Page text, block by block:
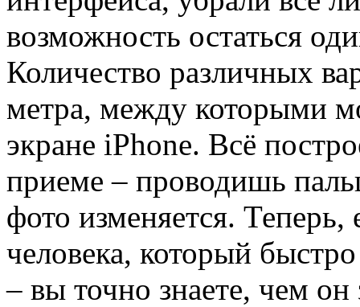
возможность остаться
Количество различных
метра, между которыми
экране iPhone. Всё
приеме – проводишь
фото изменяется. Теперь,
человека, который
– вы точно знаете, чем он